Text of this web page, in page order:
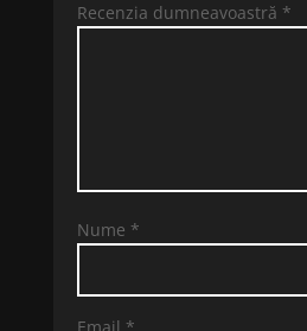
Recenzia dumneavoastră *
Nume *